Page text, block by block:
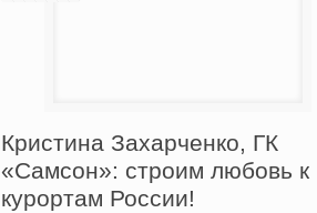
Кристина Захарченко, ГК
«Самсон»: строим любовь к
курортам России!